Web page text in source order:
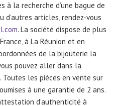
à la recherche d’une bague de
d’autres articles, rendez-vous
. La société dispose de plus
à La Réunion et en
de la bijouterie la
pouvez aller dans la
Toutes les pièces en vente sur
à une garantie de 2 ans.
d’authenticité à